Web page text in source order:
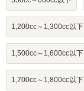
1,200cc～1,300cc以下
1,500cc～1,600cc以下
1,700cc～1,800cc以下